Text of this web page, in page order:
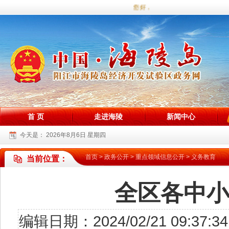
您好，欢迎访问海陵试验区政务网站！
首 页 走进海陵 新闻中心
今天是： 2026年8月6日 星期四
当前位置： 首页>政务公开>重点领域信息公开>义务教育
全区各中
编辑日期：2024/02/21